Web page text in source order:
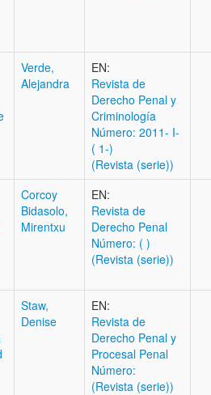
Verde,
Alejandra
EN:
Revista de
Derecho Penal y
Criminología
Número: 2011- I-
( 1-)
(Revista (serie))
Corcoy
Bidasolo,
Mirentxu
EN:
Revista de
Derecho Penal
Número: ( )
(Revista (serie))
Staw,
Denise
EN:
Revista de
Derecho Penal y
Procesal Penal
Número:
(Revista (serie))